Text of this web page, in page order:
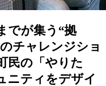
でが集う“拠
チャレンジショ
民の「やりた
ニティをデザイ